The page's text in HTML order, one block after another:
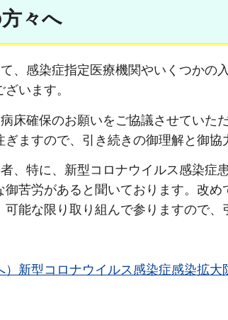
々へ
、感染症指定医療機関やいくつかの
います。
床確保のお願いをご協議させていた
ますので、引き続きの御理解と御協
、特に、新型コロナウイルス感染症
御苦労があると聞いております。改
可能な限り取り組んで参りますので、
）新型コロナウイルス感染症感染拡